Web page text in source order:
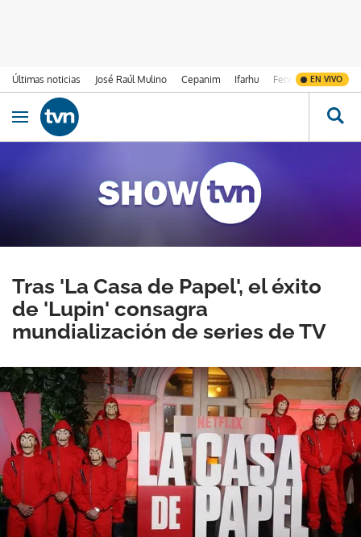
Últimas noticias José Raúl Mulino Cepanim Ifarhu Fenómeno de El
EN VIVO
Ir al contenido
Obrir navegació
Tras 'La Casa de Papel', el éxito
de 'Lupin' consagra
mundialización de series de TV